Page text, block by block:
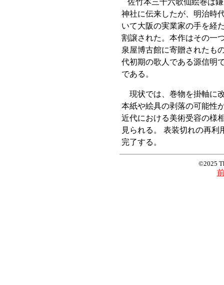
佐竹本三十六歌仙絵巻は
神社に伝来したが、明治時
いて大阪の実業家の手を経
割譲された。本作はその一
泉屋博古館に寄贈されたも
代初期の歌人である源信明
である。
現状では、巻物を掛軸に
本紙や絵具の剥落の可能性
近代における美術受容の様
見られる。 表装切れの再利
完了する。
©2025